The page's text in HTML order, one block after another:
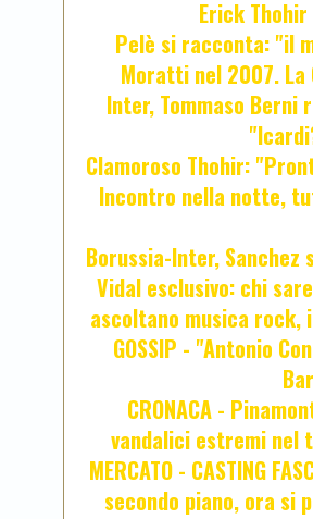
Erick
Pelè si racconta: "il
Moratti nel 2007. La
Inter, Tommaso
Clamoroso Thohir:
Incontro nella notte,
Borussia-Inter, Sanchez
Vidal esclusivo: chi
ascoltano musica rock,
GOSSIP - "Antonio
CRONACA -
vandalici estremi nel
MERCATO - CASTING
secondo piano, ora si